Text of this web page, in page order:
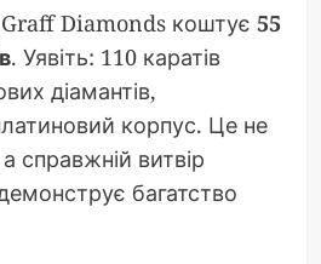
Diamonds коштує 55
. Уявіть: 110 каратів
діамантів,
корпус. Це не
справжній витвір
багатство